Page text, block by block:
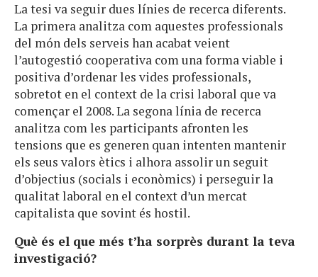
La tesi va seguir dues línies de recerca diferents.
La primera analitza com aquestes professionals
del món dels serveis han acabat veient
l’autogestió cooperativa com una forma viable i
positiva d’ordenar les vides professionals,
sobretot en el context de la crisi laboral que va
començar el 2008. La segona línia de recerca
analitza com les participants afronten les
tensions que es generen quan intenten mantenir
els seus valors ètics i alhora assolir un seguit
d’objectius (socials i econòmics) i perseguir la
qualitat laboral en el context d’un mercat
capitalista que sovint és hostil.
Què és el que més t’ha sorprès durant la teva
investigació?